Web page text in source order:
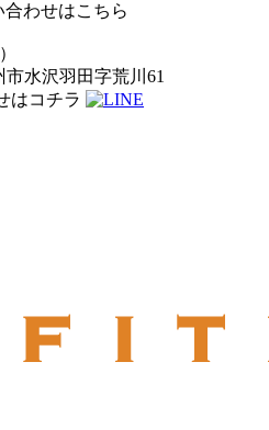
わせはこちら
市水沢羽田字荒川61
はコチラ